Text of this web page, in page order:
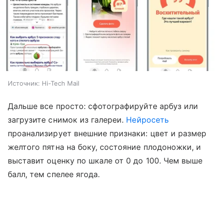
Источник: Hi-Tech Mail
Дальше все просто: сфотографируйте арбуз или
загрузите снимок из галереи. Нейросеть
проанализирует внешние признаки: цвет и размер
желтого пятна на боку, состояние плодоножки, и
выставит оценку по шкале от 0 до 100. Чем выше
балл, тем спелее ягода.